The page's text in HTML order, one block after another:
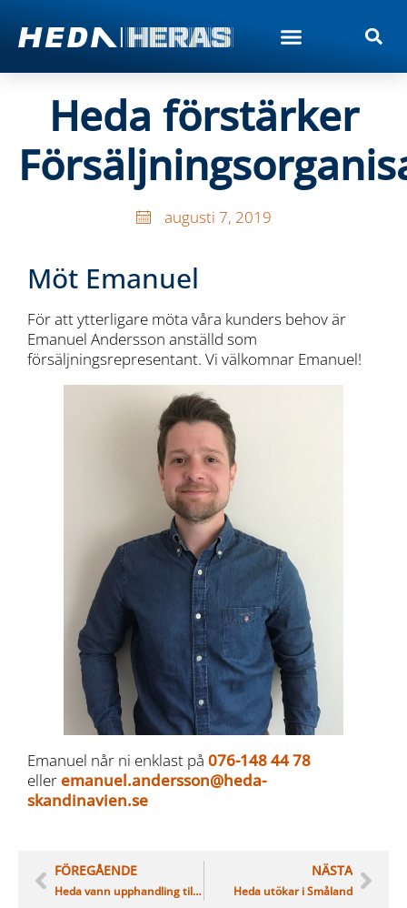
Heda förstärker
augusti 7, 2019
Möt Emanuel
För att ytterligare möta våra kunders behov är
Emanuel Andersson anställd som
försäljningsrepresentant. Vi välkomnar Emanuel!
Emanuel når ni enklast på 076-148 44 78
eller emanuel.andersson@heda-
skandinavien.se
FÖREGÅENDE
Heda vann upphandling till Trafikverket
NÄSTA
Heda utökar i Småland